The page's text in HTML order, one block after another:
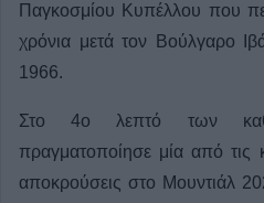
Παγκοσμίου Κυπέλλου που
χρόνια μετά τον Βούλγαρο
1966.
Στο 4ο λεπτό των
πραγματοποίησε μία από τις
αποκρούσεις στο Μουντιάλ